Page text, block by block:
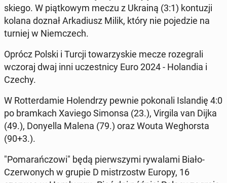
skie­go. W piąt­ko­wym meczu z Ukrainą (3:1) kon­tu­zji
kolana doznał Ar­ka­diusz Milik, który nie po­je­dzie na
turniej w Niem­czech.
Oprócz Polski i Turcji to­wa­rzy­skie mecze ro­ze­gra­li
wczoraj dwaj inni uczest­ni­cy Euro 2024 - Ho­lan­dia i
Czechy.
W Rot­ter­da­mie Ho­len­drzy pewnie po­ko­na­li Is­lan­dię 4:0
po bram­kach Xaviego Simonsa (23.), Virgila van Dijka
(49.), Do­ny­el­la Malena (79.) oraz Wouta We­ghor­sta
(90+3.).
"Po­ma­rań­czo­wi" będą pierw­szy­mi ry­wa­la­mi Biało-
Czer­wo­nych w grupie D mi­strzostw Europy, 16